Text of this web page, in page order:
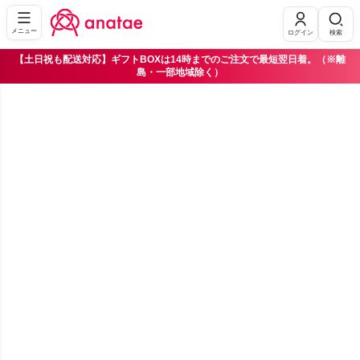
メニュー ログイン 検索
【土日祝も配送対応】ギフトBOXは14時までのご注文で最短翌日着。（※離
島・一部地域除く）